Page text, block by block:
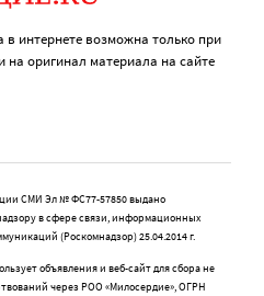
в интернете возможна только при
на оригинал материала на сайте
СМИ Эл № ФС77-57850 выдано
в сфере связи, информационных
(Роскомнадзор) 25.04.2014 г.
объявления и веб-сайт для сбора не
через РОО «Милосердие», ОГРН